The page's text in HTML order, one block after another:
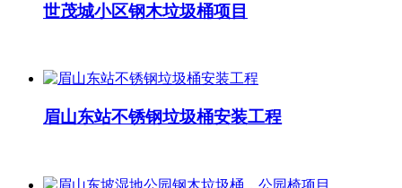
世茂城小区钢木垃圾桶项目
眉山东站不锈钢垃圾桶安装工程